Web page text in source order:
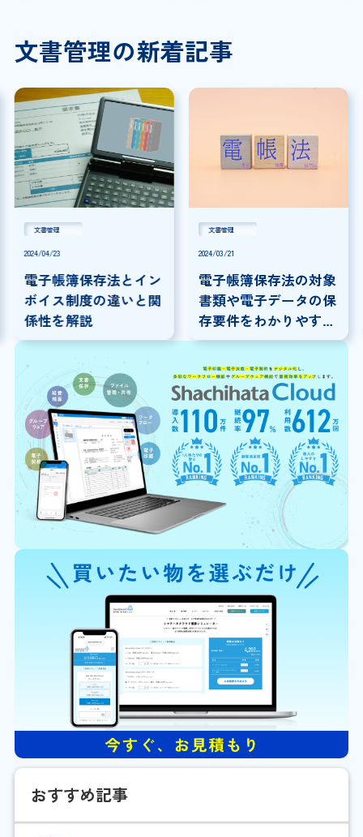
文書管理の新着記事
文書管理
2024/04/23
電子帳簿保存法とイン
ボイス制度の違いと関
係性を解説
文書管理
2024/03/21
電子帳簿保存法の対象
書類や電子データの保
存要件をわかりやすく
解説
おすすめ記事